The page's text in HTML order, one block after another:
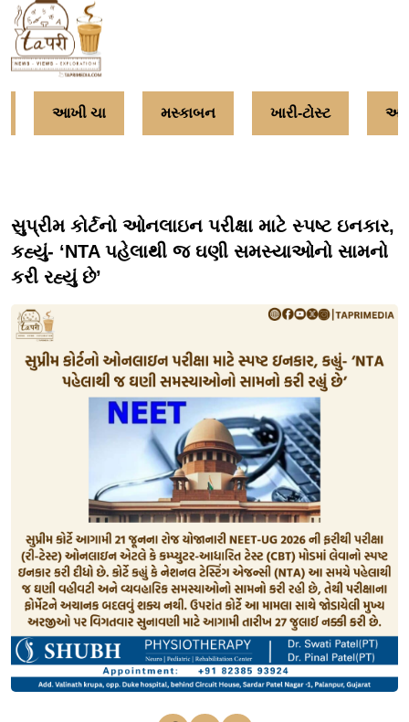
આખી ચા મસ્કાબન ખારી-ટોસ્ટ
સુપ્રીમ કોર્ટનો ઓનલાઇન પરીક્ષા માટે સ્પષ્ટ ઇનકાર,
કહ્યું- ‘NTA પહેલાથી જ ઘણી સમસ્યાઓનો સામનો
કરી રહ્યું છે’